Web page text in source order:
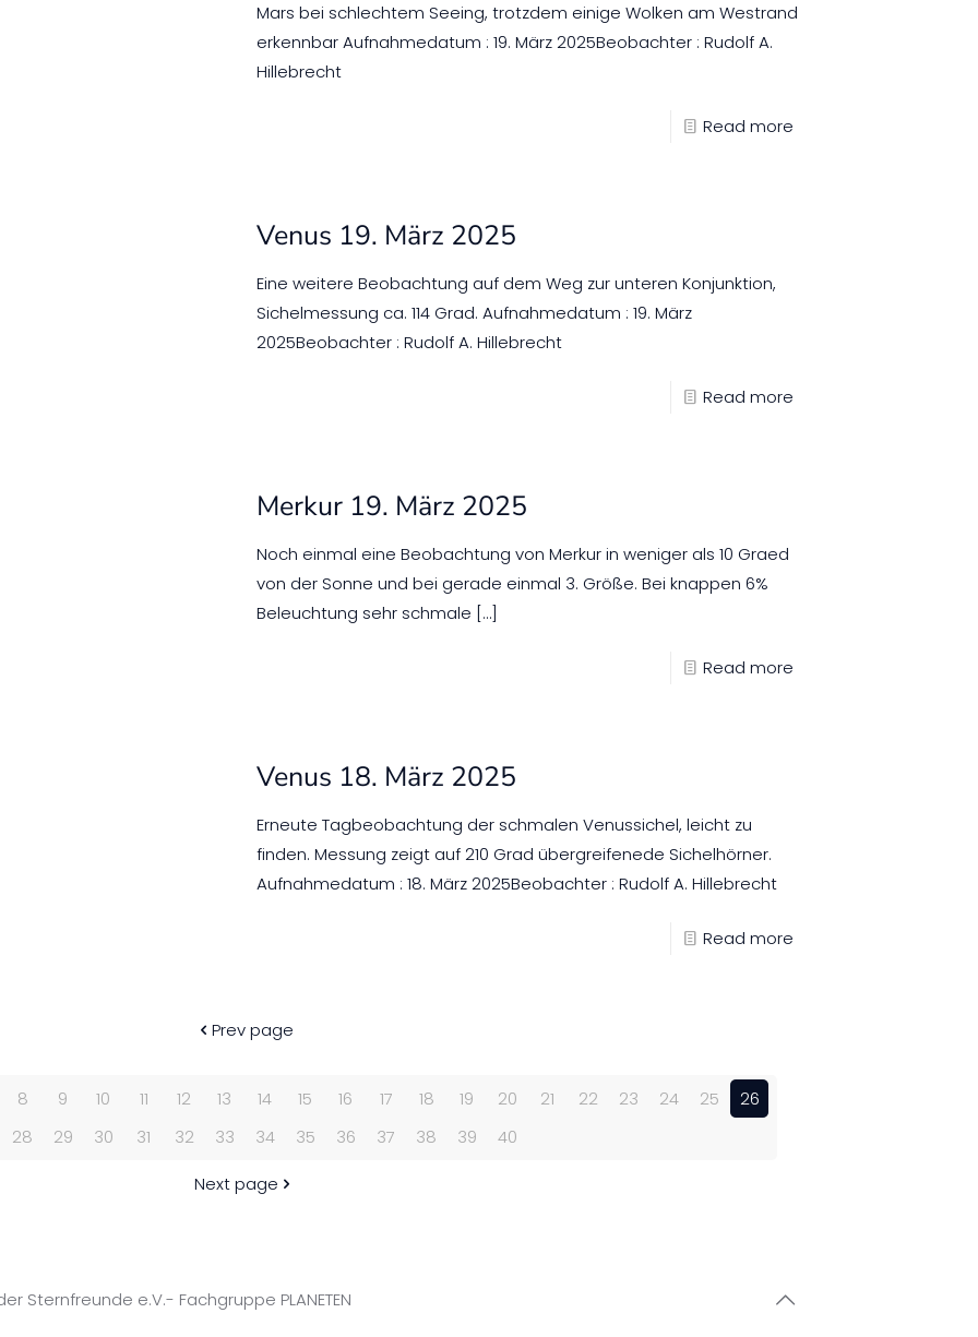
Mars bei schlechtem Seeing, trotzdem einige Wolken am Westrand
erkennbar Aufnahmedatum : 19. März 2025Beobachter : Rudolf A.
Hillebrecht
Read more
Venus 19. März 2025
Eine weitere Beobachtung auf dem Weg zur unteren Konjunktion,
Sichelmessung ca. 114 Grad. Aufnahmedatum : 19. März
2025Beobachter : Rudolf A. Hillebrecht
Read more
Merkur 19. März 2025
Noch einmal eine Beobachtung von Merkur in weniger als 10 Graed
von der Sonne und bei gerade einmal 3. Größe. Bei knappen 6%
Beleuchtung sehr schmale […]
Read more
Venus 18. März 2025
Erneute Tagbeobachtung der schmalen Venussichel, leicht zu
finden. Messung zeigt auf 210 Grad übergreifenede Sichelhörner.
Aufnahmedatum : 18. März 2025Beobachter : Rudolf A. Hillebrecht
Read more
Prev page
8 9 10 11 12 13 14 15 16 17 18 19 20 21 22 23 24 25
26
28 29 30 31 32 33 34 35 36 37 38 39 40
Next page
Sternfreunde e.V.- Fachgruppe PLANETEN